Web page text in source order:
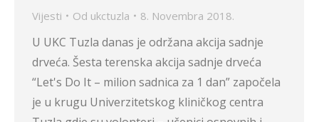
Vijesti Od ukctuzla 8. Novembra 2018.
U UKC Tuzla danas je održana akcija sadnje
drveća. Šesta terenska akcija sadnje drveća
“Let's Do It – milion sadnica za 1 dan” započela
je u krugu Univerzitetskog kliničkog centra